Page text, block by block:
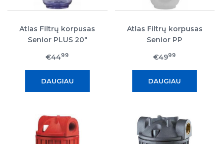
Atlas Filtrų korpusas
Senior PLUS 20"
€4499
DAUGIAU
Atlas Filtrų korpusas
Senior PP
€4999
DAUGIAU